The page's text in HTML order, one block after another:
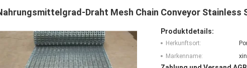
Draht Mesh Chain Conveyor Stainless
Produktdetails:
Herkunftsort:
Markenname: